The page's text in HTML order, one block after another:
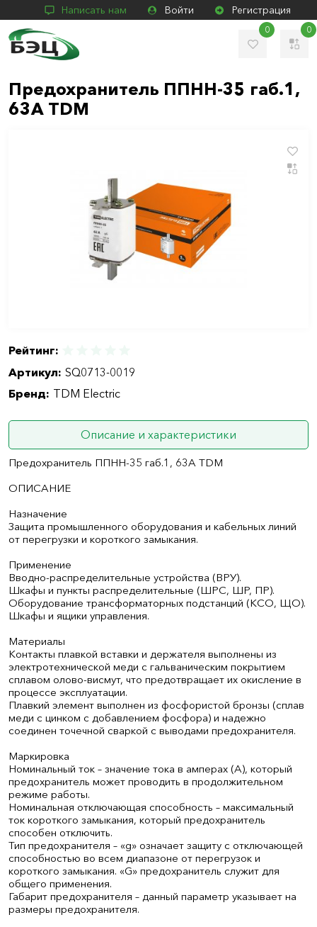
Написать нам Войти Регистрация
0 0
Предохранитель ППНН-35 габ.1,
63А TDM
Рейтинг:
Артикул: SQ0713-0019
Бренд: TDM Electric
Описание и характеристики
Предохранитель ППНН-35 габ.1, 63А TDM
ОПИСАНИЕ
Назначение
Защита промышленного оборудования и кабельных линий
от перегрузки и короткого замыкания.
Применение
Вводно-распределительные устройства (ВРУ).
Шкафы и пункты распределительные (ШРС, ШР, ПР).
Оборудование трансформаторных подстанций (КСО, ЩО).
Шкафы и ящики управления.
Материалы
Контакты плавкой вставки и держателя выполнены из
электротехнической меди с гальваническим покрытием
сплавом олово-висмут, что предотвращает их окисление в
процессе эксплуатации.
Плавкий элемент выполнен из фосфористой бронзы (сплав
меди с цинком с добавлением фосфора) и надежно
соединен точечной сваркой с выводами предохранителя.
Маркировка
Номинальный ток – значение тока в амперах (А), который
предохранитель может проводить в продолжительном
режиме работы.
Номинальная отключающая способность – максимальный
ток короткого замыкания, который предохранитель
способен отключить.
Тип предохранителя – «g» означает защиту с отключающей
способностью во всем диапазоне от перегрузок и
короткого замыкания. «G» предохранитель служит для
общего применения.
Габарит предохранителя – данный параметр указывает на
размеры предохранителя.